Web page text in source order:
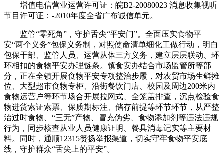
增值电信营业运营许可证：皖B2-20080023 消息收集视听
节目许可证：-2010年度全省广布诚信单元。
监管“零死角”，守护舌尖“平安门”。全面压实食物平
安“两个义务”包保义务制，对照使命清单细化工做行动，明白
包保干部、监管人员、运营从体三方义务，建立层层联动、环
环相扣的食物平安办理链条。镇食安办结合市场监管所等部
分，正在全镇开展食物平安专项整治步履，对农贸市场生鲜摊
位、大型超市食物专柜、沿街餐饮门店、校园及周边200米内
食物运营户等环节场合开展拉网式、全笼盖排查，沉点检验食
物进货索证索票、保质期标注、储存前提等环节环节，从严整
治过时食物、“三无”产物、冒充伪劣、食物添加剂等违法违规
行为，同步核查从业人员健康证明、餐具消毒记实等主要材
料。同时，通顺12315赞扬举报渠道，切实守牢食物平安底
线，守护群众“舌尖上的平安”。